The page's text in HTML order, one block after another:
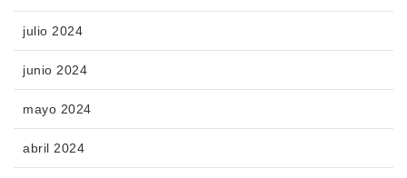
julio 2024
junio 2024
mayo 2024
abril 2024